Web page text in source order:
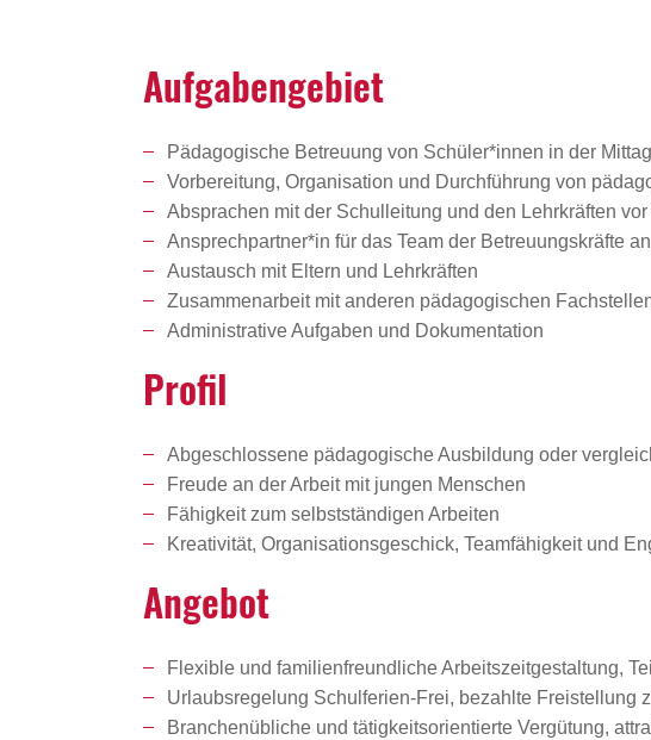
Aufga­ben­ge­biet
Pädagogische Betreuung von Schüler*innen in der
Vorbereitung, Organisation und Durchführung von
Absprachen mit der Schulleitung und den Lehrkräften vor
Ansprechpartner*in für das Team der Betreuungskräfte
Austausch mit Eltern und Lehrkräften
Zusammenarbeit mit anderen pädagogischen
Administrative Aufgaben und Dokumentation
Profil
Abgeschlossene pädagogische Ausbildung oder
Freude an der Arbeit mit jungen Menschen
Fähigkeit zum selbstständigen Arbeiten
Kreativität, Organisationsgeschick, Teamfähigkeit und
Angebot
Flexible und familienfreundliche Arbeitszeitgestaltung,
Urlaubsregelung Schulferien-Frei, bezahlte Freistellung
Branchenübliche und tätigkeitsorientierte Vergütung,